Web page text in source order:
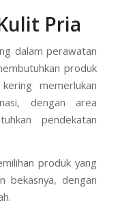
Pria
dalam perawatan
produk
memerlukan
dengan area
pendekatan
produk yang
bekasnya, dengan